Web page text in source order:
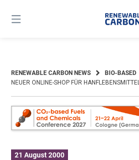
content
RENEWABLE CARBON NEWS
BIO-BASED
NEUER ONLINE-SHOP FÜR HANFLEBENSMITTEL
21 August 2000